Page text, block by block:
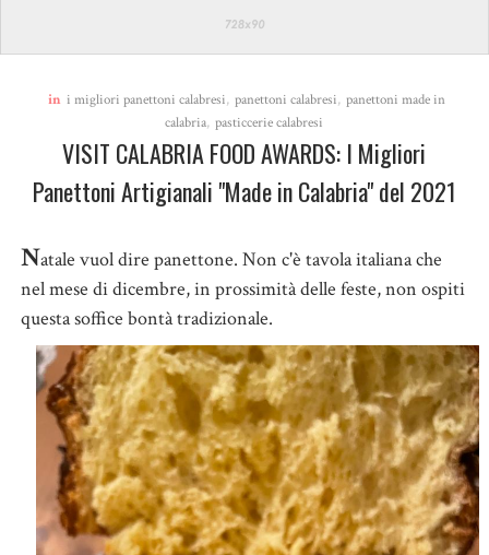
in i migliori panettoni calabresi, panettoni calabresi, panettoni made in
calabria, pasticcerie calabresi
VISIT CALABRIA FOOD AWARDS: I Migliori
Panettoni Artigianali "Made in Calabria" del 2021
Natale vuol dire panettone. Non c'è tavola italiana che
nel mese di dicembre, in prossimità delle feste, non ospiti
questa soffice bontà tradizionale.